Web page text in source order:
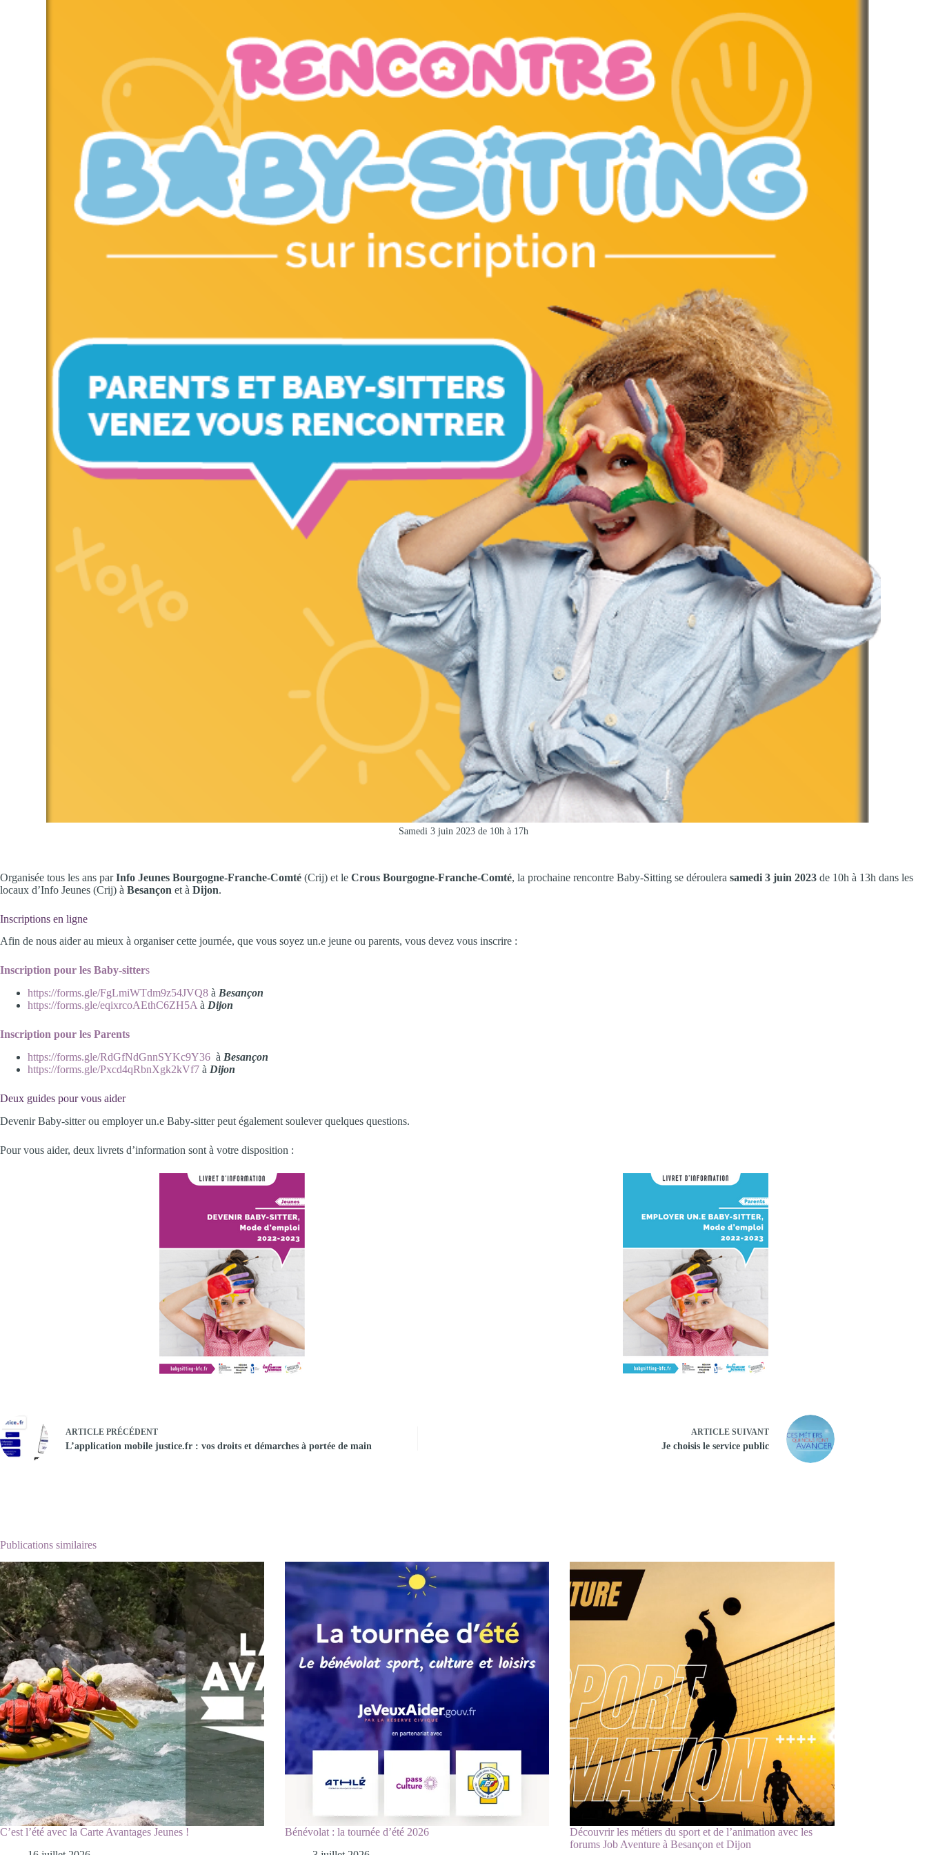
Samedi 3 juin 2023 de 10h à 17h
Organisée tous les ans parInfo Jeunes Bourgogne-Franche-Comté (Crij) et le Crous Bourgogne-Franche-Comté, la prochaine rencontre Baby-Sitting se déroulera samedi 3 juin 2023 de 10h à 13h dans les
locaux d’Info Jeunes (Crij) à Besançon et à Dijon.
Inscriptions en ligne
Afin de nous aider au mieux à organiser cette journée, que vous soyez un.e jeune ou parents, vous devez vous inscrire :
Inscription pour les Baby-sitters
https://forms.gle/FgLmiWTdm9z54JVQ8 à Besançon
https://forms.gle/eqixrcoAEthC6ZH5A à Dijon
Inscription pour les Parents
https://forms.gle/RdGfNdGnnSYKc9Y36 à Besançon
https://forms.gle/Pxcd4qRbnXgk2kVf7 à Dijon
Deux guides pour vous aider
Devenir Baby-sitter ou employer un.e Baby-sitter peut également soulever quelques questions.
Pour vous aider, deux livrets d’information sont à votre disposition :
ARTICLE PRÉCÉDENT
L’application mobile justice.fr : vos droits et démarches à portée de main
ARTICLESUIVANT
Je choisis le service public
Publications similaires
C’est l’été avec la Carte Avantages Jeunes !
Bénévolat : la tournée d’été 2026
Découvrir les métiers du sport et de l’animation avec les
forums Job Aventure à Besançon et Dijon